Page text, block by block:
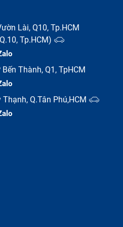
9Th bị lỗi
khiến Ipad 9Th
tablet của bạn xảy ra
Lài, Q10, Tp.HCM
Tp.HCM)
Thành, Q1, TpHCM
Q.Tân Phú,HCM